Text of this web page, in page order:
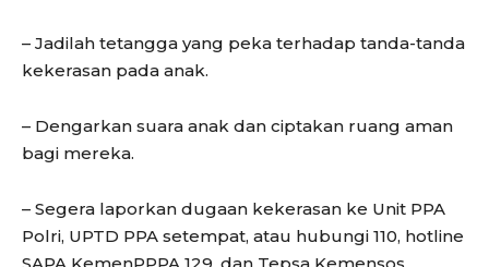
– Jadilah tetangga yang peka terhadap tanda-tanda
kekerasan pada anak.
– Dengarkan suara anak dan ciptakan ruang aman
bagi mereka.
– Segera laporkan dugaan kekerasan ke Unit PPA
Polri, UPTD PPA setempat, atau hubungi 110, hotline